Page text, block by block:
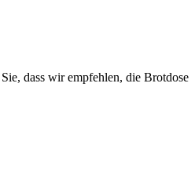
dass wir empfehlen, die Brotdose